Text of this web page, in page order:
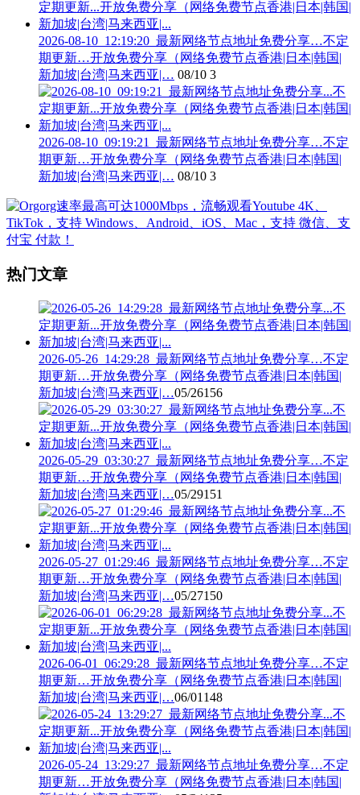
2026-08-10_12:19:20_最新网络节点地址免费分享…不定
期更新…开放免费分享（网络免费节点香港|日本|韩国|
新加坡|台湾|马来西亚|… 08/10 3
2026-08-10_09:19:21_最新网络节点地址免费分享…不定
期更新…开放免费分享（网络免费节点香港|日本|韩国|
新加坡|台湾|马来西亚|… 08/10 3
热门文章
2026-05-26_14:29:28_最新网络节点地址免费分享…不定
期更新…开放免费分享（网络免费节点香港|日本|韩国|
新加坡|台湾|马来西亚|…05/26156
2026-05-29_03:30:27_最新网络节点地址免费分享…不定
期更新…开放免费分享（网络免费节点香港|日本|韩国|
新加坡|台湾|马来西亚|…05/29151
2026-05-27_01:29:46_最新网络节点地址免费分享…不定
期更新…开放免费分享（网络免费节点香港|日本|韩国|
新加坡|台湾|马来西亚|…05/27150
2026-06-01_06:29:28_最新网络节点地址免费分享…不定
期更新…开放免费分享（网络免费节点香港|日本|韩国|
新加坡|台湾|马来西亚|…06/01 148
2026-05-24_13:29:27_最新网络节点地址免费分享…不定
期更新…开放免费分享（网络免费节点香港|日本|韩国|